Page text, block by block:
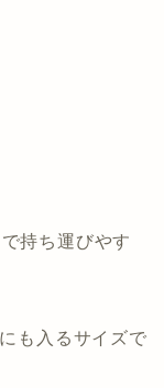
持ち運びやす
も入るサイズで